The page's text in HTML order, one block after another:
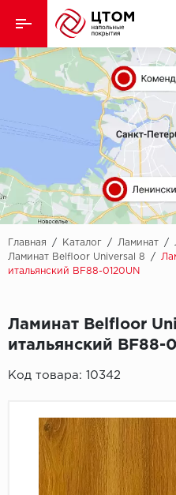
Назад
Кварцвиниловая плитка
Ламинат
Ковролин
Линолеум
Паркет
Паркетная доска
Подложка
Пробковое покрытие
Главная / Каталог / Ламинат /
Ламинат Belfloor Universal 8
/
итальянский BF88-0120UN
Ламинат Belfloor
итальянский BF88-
Код товара: 10342